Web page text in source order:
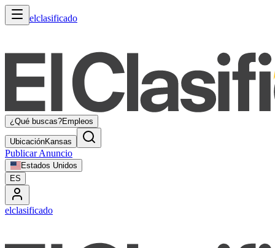
elclasificado
¿Qué buscas?Empleos
UbicaciónKansas
Publicar Anuncio
Estados Unidos
ES
elclasificado